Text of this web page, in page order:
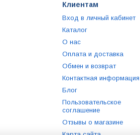
Клиентам
Вход в личный кабинет
Каталог
О нас
Оплата и доставка
Обмен и возврат
Контактная информация
Блог
Пользовательское
соглашение
Отзывы о магазине